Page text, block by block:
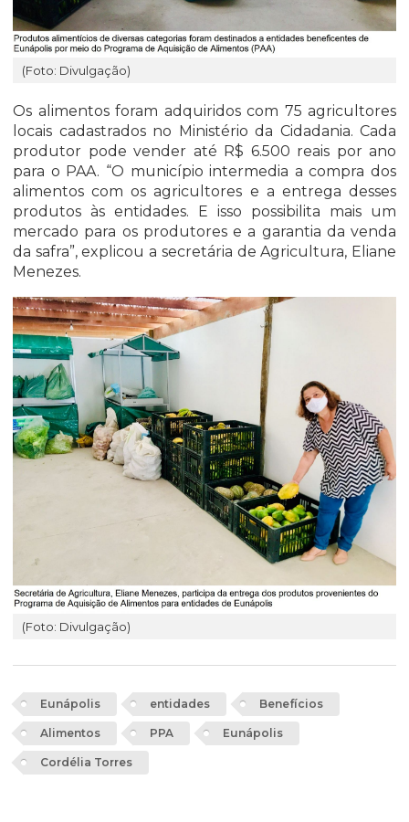
(Foto: Divulgação)
Os alimentos foram adquiridos com 75 agricultores
locais cadastrados no Ministério da Cidadania. Cada
produtor pode vender até R$ 6.500 reais por ano
para o PAA. “O município intermedia a compra dos
alimentos com os agricultores e a entrega desses
produtos às entidades. E isso possibilita mais um
mercado para os produtores e a garantia da venda
da safra”, explicou a secretária de Agricultura, Eliane
Menezes.
(Foto: Divulgação)
Eunápolis entidades Benefícios
Alimentos PPA Eunápolis
Cordélia Torres